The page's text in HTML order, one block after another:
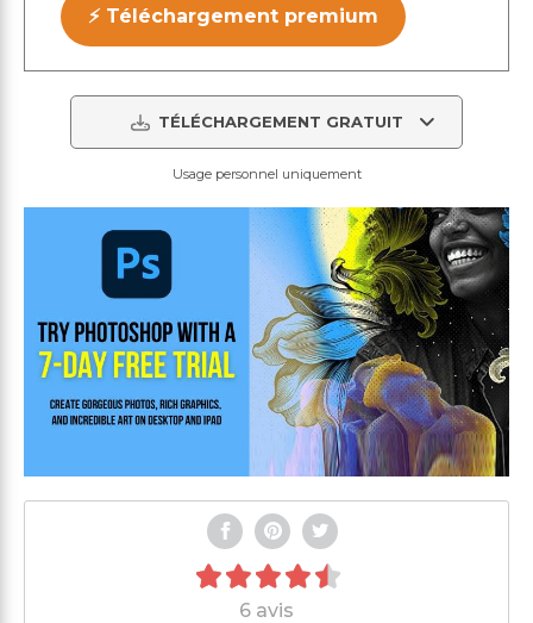
⚡ Téléchargement premium
TÉLÉCHARGEMENT GRATUIT
Usage personnel uniquement
6 avis